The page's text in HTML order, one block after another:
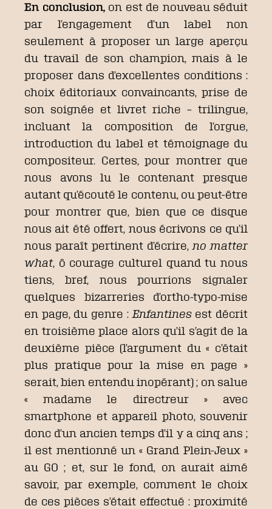
En conclusion, on est de nouveau séduit
par l’engagement d’un label non
seulement à proposer un large aperçu
du travail de son champion, mais à le
proposer dans d’excellentes conditions :
choix éditoriaux convaincants, prise de
son soignée et livret riche – trilingue,
incluant la composition de l’orgue,
introduction du label et témoignage du
compositeur. Certes, pour montrer que
nous avons lu le contenant presque
autant qu’écouté le contenu, ou peut-être
pour montrer que, bien que ce disque
nous ait été offert, nous écrivons ce qu’il
nous paraît pertinent d’écrire, no matter
what, ô courage culturel quand tu nous
tiens, bref, nous pourrions signaler
quelques bizarreries d’ortho-typo-mise
en page, du genre : Enfantinesest décrit
en troisième place alors qu’il s’agit de la
deuxième pièce (l’argument du « c’était
plus pratique pour la mise en page »
serait, bien entendu inopérant) ; on salue
« madame le directreur » avec
smartphone et appareil photo, souvenir
donc d’un ancien temps d’il y a cinq ans ;
il est mentionné un « Grand Plein-Jeux »
au GO ; et, sur le fond, on aurait aimé
savoir, par exemple, comment le choix
de ces pièces s’était effectué : proximité